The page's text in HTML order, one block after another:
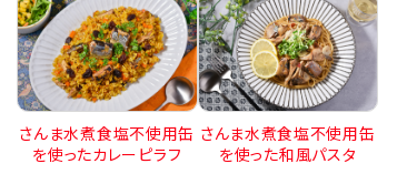
さんま水煮食塩不使用缶
を使ったカレーピラフ
さんま水煮食塩不使用缶
を使った和風パスタ